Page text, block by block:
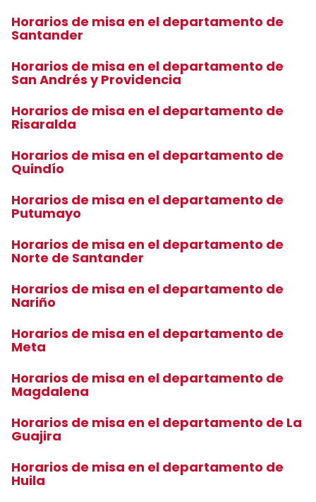
Horarios de misa en el departamento de
Santander
Horarios de misa en el departamento de
San Andrés y Providencia
Horarios de misa en el departamento de
Risaralda
Horarios de misa en el departamento de
Quindío
Horarios de misa en el departamento de
Putumayo
Horarios de misa en el departamento de
Norte de Santander
Horarios de misa en el departamento de
Nariño
Horarios de misa en el departamento de
Meta
Horarios de misa en el departamento de
Magdalena
Horarios de misa en el departamento de La
Guajira
Horarios de misa en el departamento de
Huila